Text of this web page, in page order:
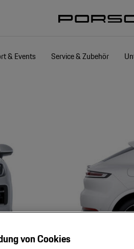
& Events Service & Zubehör
von Cookies